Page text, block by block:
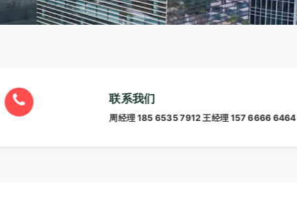
联系我们
周经理 185 6535 7912 王经理 157 6666 6464